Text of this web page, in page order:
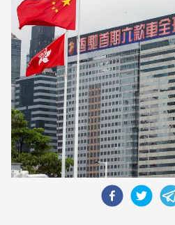
ALTAMIRA
Política